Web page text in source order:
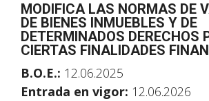
MODIFICA LAS NORMAS DE
DE BIENES INMUEBLES Y DE
DETERMINADOS DERECHOS
CIERTAS FINALIDADES
B.O.E.: 12.06.2025
Entrada en vigor: 12.06.2026